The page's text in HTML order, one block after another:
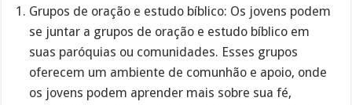
Grupos de oração e estudo bíblico: Os jovens podem
se juntar a grupos de oração e estudo bíblico em
suas paróquias ou comunidades. Esses grupos
oferecem um ambiente de comunhão e apoio, onde
os jovens podem aprender mais sobre sua fé,